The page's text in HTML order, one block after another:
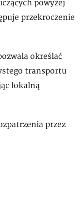
powyżej
przekroczenie
określać
transportu
lokalną
przez